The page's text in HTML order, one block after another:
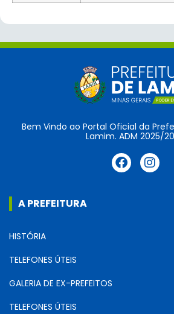
Bem Vindo ao Portal Oficial da
Lamim. ADM 2025/
A PREFEITURA
HISTÓRIA
TELEFONES ÚTEIS
GALERIA DE EX-PREFEITOS
TELEFONES ÚTEIS